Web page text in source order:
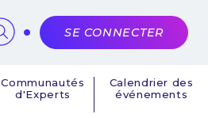
Communautés
d'Experts
Calendrier des
événements
SE CONNECTER